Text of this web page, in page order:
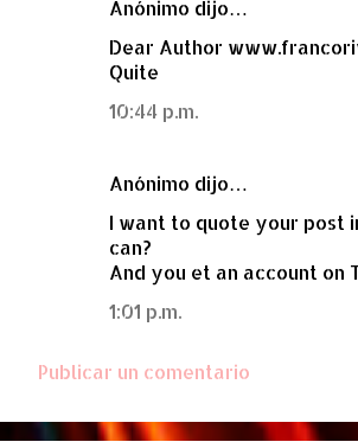
Anónimo dijo…
Dear Author
Quite
10:44 p.m.
Anónimo dijo…
I want to quote your post
can?
And you et an account on
1:01 p.m.
Publicar un comentario